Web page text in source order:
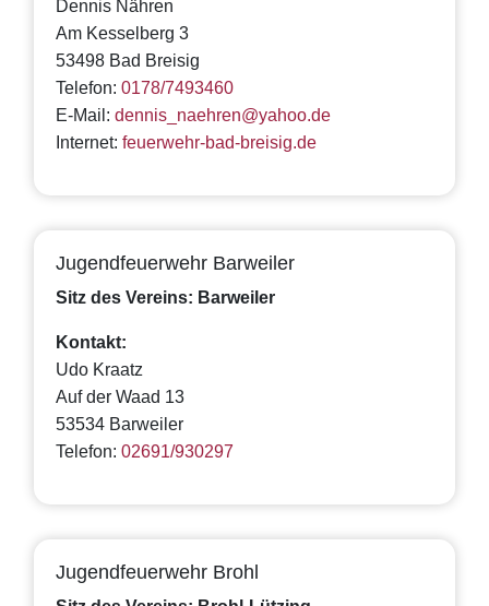
Dennis Nähren
Am Kesselberg 3
53498 Bad Breisig
Telefon: 0178/7493460
E-Mail: dennis_naehren@yahoo.de
Internet: feuerwehr-bad-breisig.de
Jugendfeuerwehr Barweiler
Sitz des Vereins: Barweiler
Kontakt:
Udo Kraatz
Auf der Waad 13
53534 Barweiler
Telefon: 02691/930297
Jugendfeuerwehr Brohl